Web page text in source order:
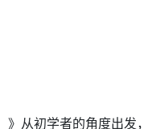
》从初学者的角度出